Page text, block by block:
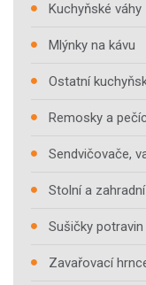
Kuchyňské váhy
Mlýnky na kávu
Ostatní
Remosky a
Sendvičovače,
Stolní a
Sušičky potravin
Zavařovací